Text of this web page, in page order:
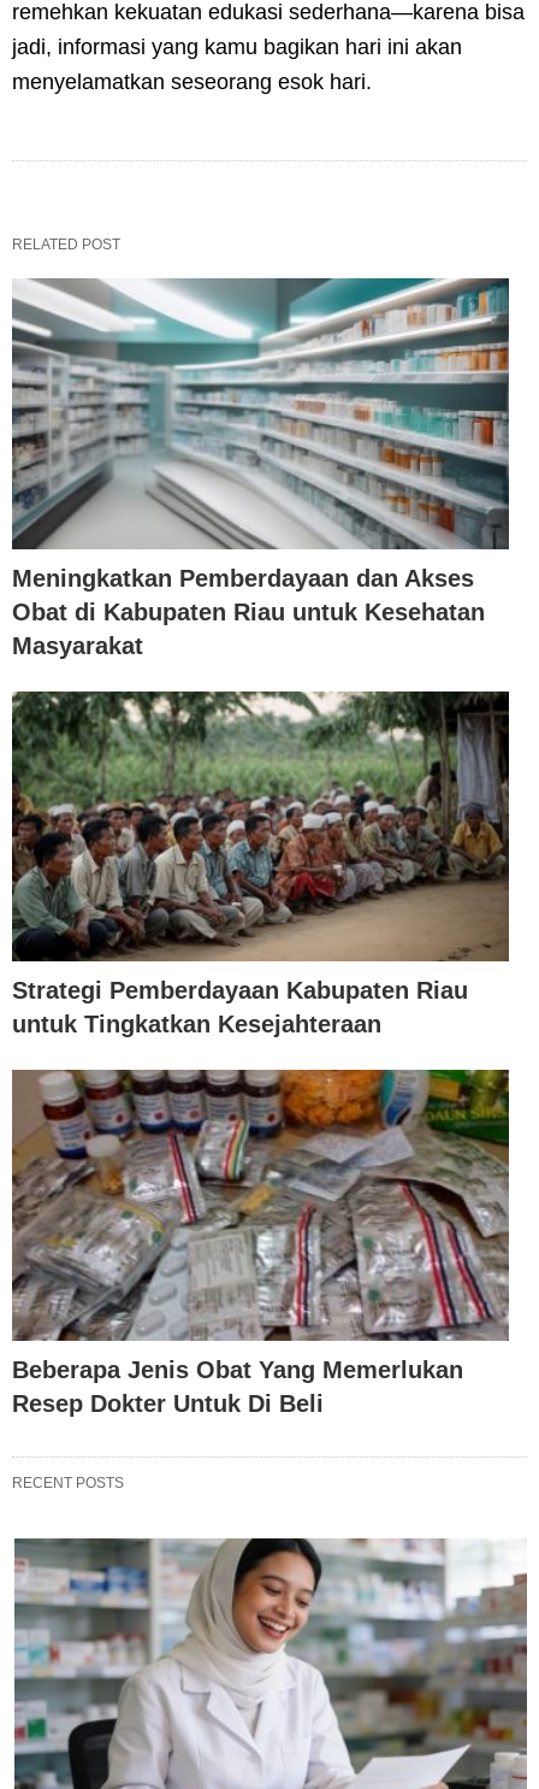
remehkan kekuatan edukasi sederhana—karena bisa
jadi, informasi yang kamu bagikan hari ini akan
menyelamatkan seseorang esok hari.
RELATED POST
Meningkatkan Pemberdayaan dan Akses
Obat di Kabupaten Riau untuk Kesehatan
Masyarakat
Strategi Pemberdayaan Kabupaten Riau
untuk Tingkatkan Kesejahteraan
Beberapa Jenis Obat Yang Memerlukan
Resep Dokter Untuk Di Beli
RECENT POSTS